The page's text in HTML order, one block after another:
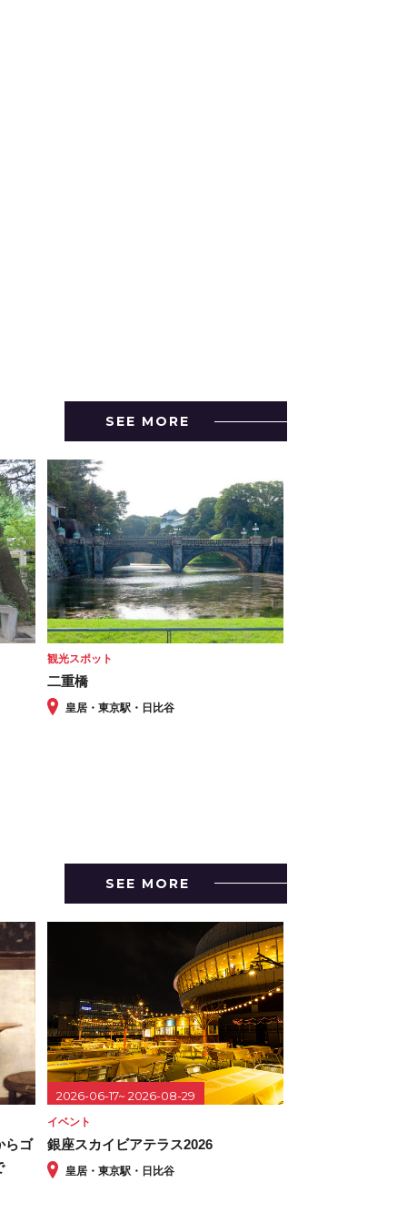
観光スポット
二重橋
皇居・東京駅・日比谷
SEE MORE
らゴ
2026-06-17~ 2026-08-29
イベント
銀座スカイビアテラス2026
皇居・東京駅・日比谷
SEE MORE